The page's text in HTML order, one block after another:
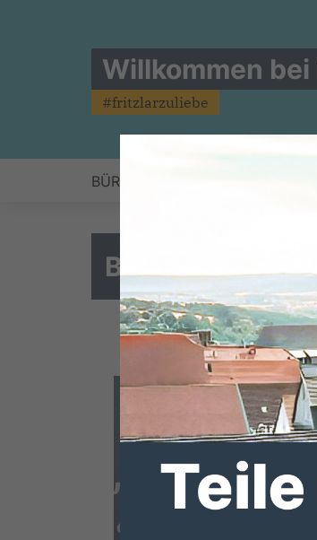
Willkommen
#fritzlarzuliebe
BÜRGERBRIEFKASTEN
Bischof ist